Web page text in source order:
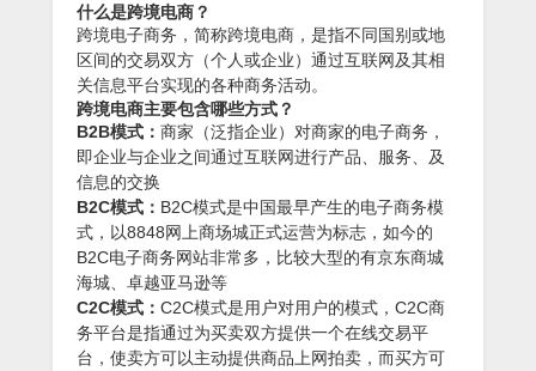
什么是跨境电商？
跨境电子商务，简称跨境电商，是指不同国别或地
区间的交易双方（个人或企业）通过互联网及其相
关信息平台实现的各种商务活动。
跨境电商主要包含哪些方式？
B2B模式： 商家（泛指企业）对商家的电子商务，
即企业与企业之间通过互联网进行产品、服务、及
信息的交换
B2C模式： B2C模式是中国最早产生的电子商务模
式，以8848网上商场城正式运营为标志，如今的
B2C电子商务网站非常多，比较大型的有京东商城
海城、卓越亚马逊等
C2C模式： C2C模式是用户对用户的模式，C2C商
务平台是指通过为买卖双方提供一个在线交易平
台，使卖方可以主动提供商品上网拍卖，而买方可